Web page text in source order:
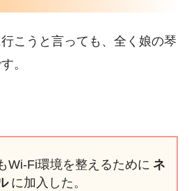
こうと言っても、全く娘の琴
。
Wi-Fi環境を整えるために ネ
に加入した。